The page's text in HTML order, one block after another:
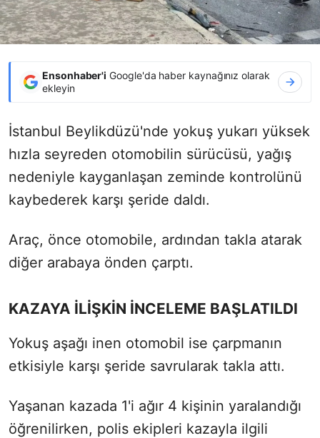
Ensonhaber'i Google'da haber kaynağınız olarak
ekleyin
İstanbul Beylikdüzü'nde yokuş yukarı yüksek
hızla seyreden otomobilin sürücüsü, yağış
nedeniyle kayganlaşan zeminde kontrolünü
kaybederek karşı şeride daldı.
Araç, önce otomobile, ardından takla atarak
diğer arabaya önden çarptı.
KAZAYA İLİŞKİN İNCELEME BAŞLATILDI
Yokuş aşağı inen otomobil ise çarpmanın
etkisiyle karşı şeride savrularak takla attı.
Yaşanan kazada 1'i ağır 4 kişinin yaralandığı
öğrenilirken, polis ekipleri kazayla ilgili